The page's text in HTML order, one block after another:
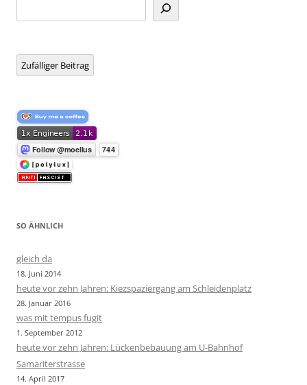
Zufälliger Beitrag
SO ÄHNLICH
gleich da
18. Juni 2014
heute vor zehn Jahren: Kiezspaziergang am Schleidenplatz
28. Januar 2016
was mit tempus fugit
1. September 2012
heute vor zehn Jahren: Lückenbebauung am U-Bahnhof
Samariterstrasse
14. April 2017